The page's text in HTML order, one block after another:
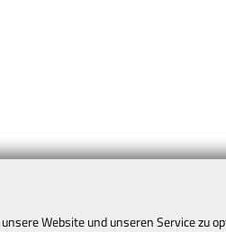
Website und unseren Service zu